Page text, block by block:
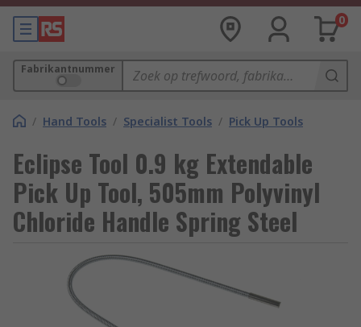
0
Fabrikantnummer
/ Hand Tools / Specialist Tools / Pick Up Tools
Eclipse Tool 0.9 kg Extendable
Pick Up Tool, 505mm Polyvinyl
Chloride Handle Spring Steel